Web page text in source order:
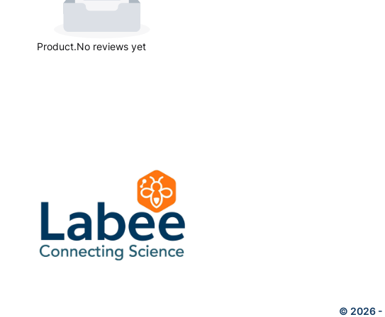
Product.No reviews yet
© 2026 -